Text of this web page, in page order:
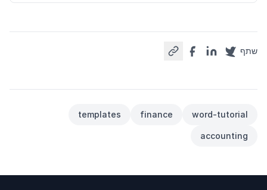
שתף
word-tutorial
finance
templates
accounting